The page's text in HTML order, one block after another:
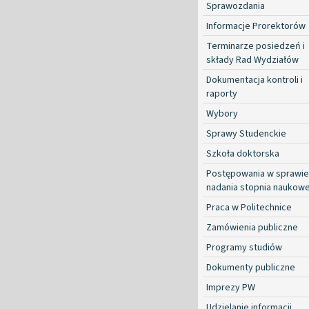
Sprawozdania
Informacje Prorektorów
Terminarze posiedzeń i
składy Rad Wydziałów
Dokumentacja kontroli i
raporty
Wybory
Sprawy Studenckie
Szkoła doktorska
Postępowania w sprawie
nadania stopnia
Praca w Politechnice
Zamówienia publiczne
Programy studiów
Dokumenty publiczne
Imprezy PW